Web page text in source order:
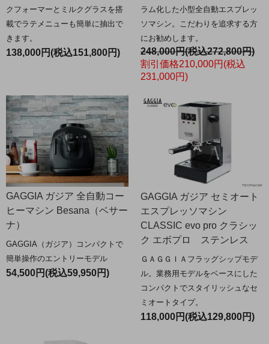
クフォーマーとミルクグラスを搭
載でラテメニューも簡単に抽出で
きます。
138,000円(税込151,800円)
ラム化した小型全自動エスプレッ
ソマシン。こだわりを追求する方
にお勧めします。
248,000円(税込272,800円)
割引価格210,000円(税込
231,000円)
GAGGIA ガジア 全自動コー
ヒーマシン Besana（ベサー
ナ）
GAGGIA（ガジア）コンパクトで
簡単操作のエントリーモデル
54,500円(税込59,950円)
GAGGIA ガジア セミオート
エスプレッソマシン
CLASSIC evo pro クラシッ
ク エボプロ ステンレス
ＧＡＧＧＩＡフラッグシップモデ
ル。業務用モデルをベースにした
コンパクトでスタイリッシュなセ
ミオートタイプ。
118,000円(税込129,800円)